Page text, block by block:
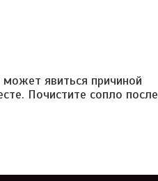
явиться причиной
Почистите сопло после